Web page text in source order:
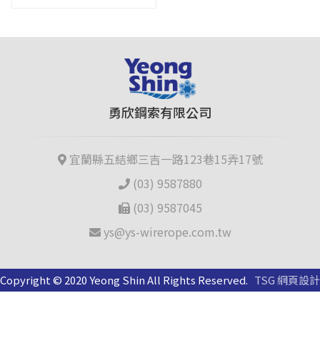
勇欣鋼索有限公司
宜蘭縣五結鄉三吉一路123巷15弄17號
(03) 9587880
(03) 9587045
ys@ys-wirerope.com.tw
Copyright © 2020 Yeong Shin All Rights Reserved. TSG 網頁設計